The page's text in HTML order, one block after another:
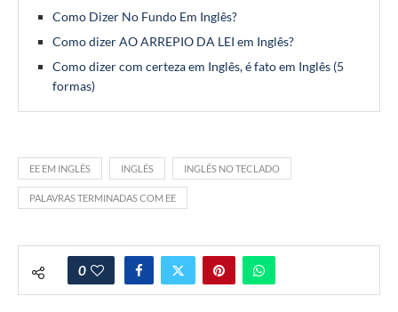
Como Dizer No Fundo Em Inglês?
Como dizer AO ARREPIO DA LEI em Inglês?
Como dizer com certeza em Inglês, é fato em Inglês (5
formas)
EE EM INGLÊS INGLÊS INGLÊS NO TECLADO
PALAVRAS TERMINADAS COM EE
0